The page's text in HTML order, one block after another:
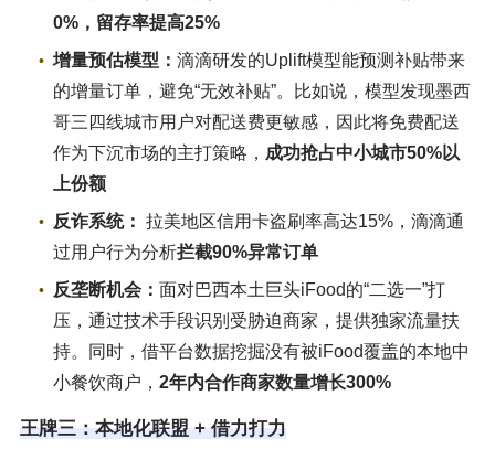
0%，留存率提高25%
增量预估模型： 滴滴研发的Uplift模型能预测补贴带来
的增量订单，避免“无效补贴”。比如说，模型发现墨西
哥三四线城市用户对配送费更敏感，因此将免费配送
作为下沉市场的主打策略， 成功抢占中小城市50%以
上份额
反诈系统： 拉美地区信用卡盗刷率高达15%，滴滴通
过用户行为分析拦截90%异常订单
反垄断机会： 面对巴西本土巨头iFood的“二选一”打
压，通过技术手段识别受胁迫商家，提供独家流量扶
持。同时，借平台数据挖掘没有被iFood覆盖的本地中
小餐饮商户， 2年内合作商家数量增长300%
王牌三：本地化联盟 + 借力打力